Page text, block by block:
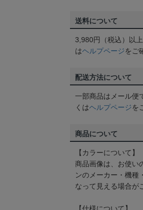
送料について
3,980円（税込）以
はヘルプページをご
配送方法について
一部商品はメール便
くはヘルプページを
商品について
【カラーについて】
商品画像は、お使い
ンのメーカー・機種
なって見える場合が